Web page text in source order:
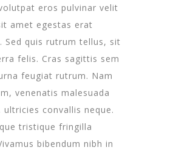
eros pulvinar velit
amet egestas erat
Sed quis rutrum tellus, sit
felis. Cras sagittis sem
feugiat rutrum. Nam
venenatis malesuada
ultricies convallis neque.
tristique fringilla
bibendum nibh in